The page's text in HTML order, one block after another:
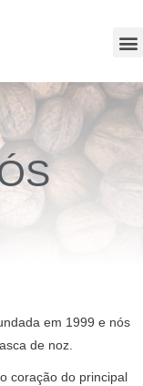
em 1999 e nós
de noz.
coração do principal